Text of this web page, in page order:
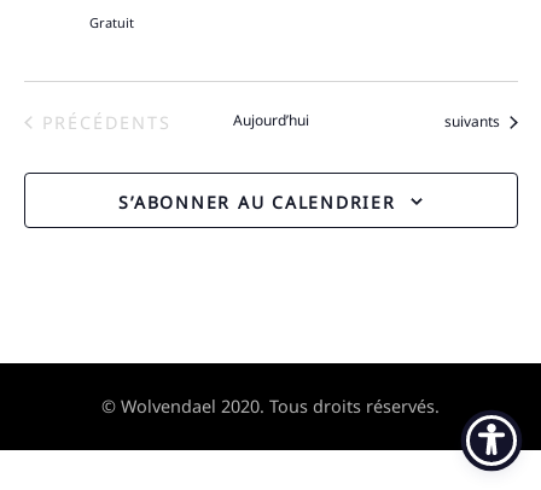
Gratuit
ÉVÈNEMENTS
PRÉCÉDENTS Aujourd’hui Évènements
suivants
S’ABONNER AU CALENDRIER
© Wolvendael 2020. Tous droits réservés.